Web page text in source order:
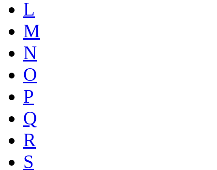
L
M
N
O
P
Q
R
S